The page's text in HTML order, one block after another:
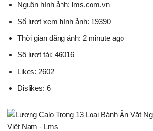
Nguồn hình ảnh: lms.com.vn
Số lượt xem hình ảnh: 19390
Thời gian đăng ảnh: 2 minute ago
Số lượt tải: 46016
Likes: 2602
Dislikes: 6